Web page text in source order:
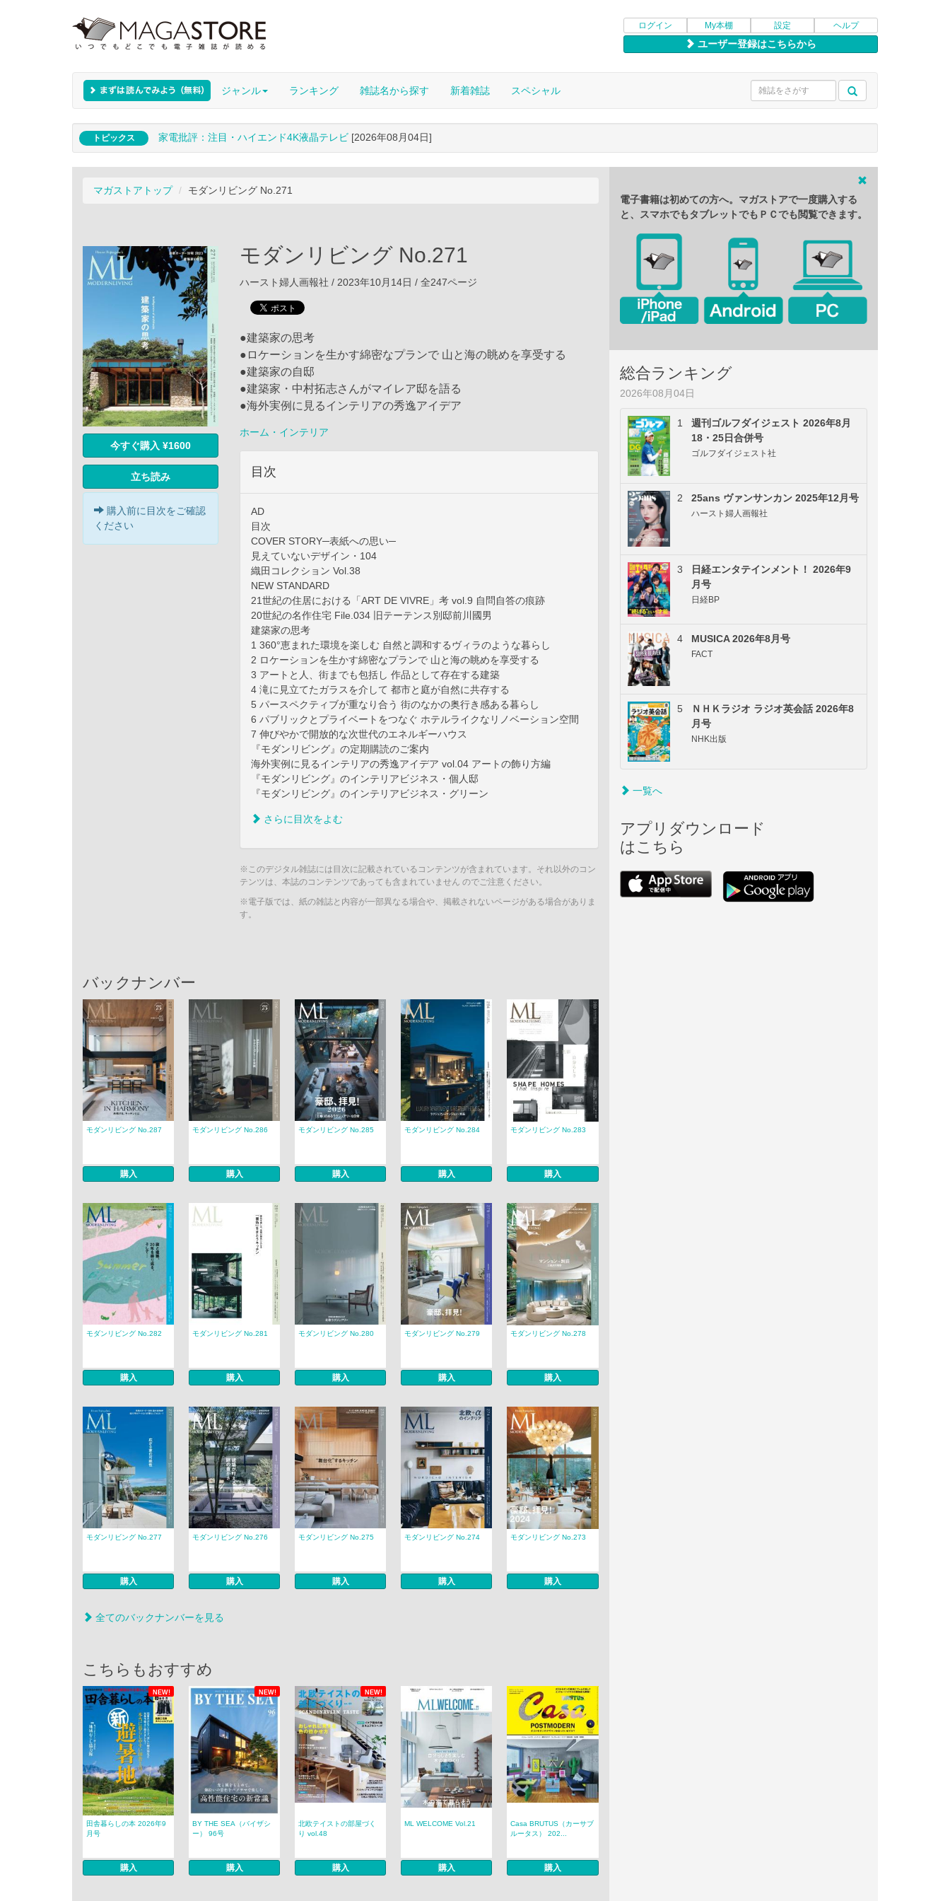
ログイン My本棚 設定 ヘルプ
ユーザー登録はこちらから
ジャンル ランキング 雑誌名から探す 新着雑誌 スペシャル
トピックス 家電批評：注目・ハイエンド4K液晶テレビ [2026年08月04日]
マガストアトップ モダンリビング No.271
今すぐ購入 ¥1600
立ち読み
購入前に目次をご確認
ください
モダンリビング No.271
ハースト婦人画報社 / 2023年10月14日 / 全247ページ
●建築家の思考
●ロケーションを生かす綿密なプランで 山と海の眺めを享受する
●建築家の自邸
●建築家・中村拓志さんがマイレア邸を語る
●海外実例に見るインテリアの秀逸アイデア
ホーム・インテリア
目次
AD
目次
COVER STORY─表紙への思い─
見えていないデザイン・104
織田コレクション Vol.38
NEW STANDARD
21世紀の住居における「ART DE VIVRE」考 vol.9 自問自答の痕跡
20世紀の名作住宅 File.034 旧テーテンス別邸前川國男
建築家の思考
1 360°恵まれた環境を楽しむ 自然と調和するヴィラのような暮らし
2 ロケーションを生かす綿密なプランで 山と海の眺めを享受する
3 アートと人、街までも包括し 作品として存在する建築
4 滝に見立てたガラスを介して 都市と庭が自然に共存する
5 パースペクティブが重なり合う 街のなかの奥行き感ある暮らし
6 パブリックとプライベートをつなぐ ホテルライクなリノベーション空間
7 伸びやかで開放的な次世代のエネルギーハウス
『モダンリビング』の定期購読のご案内
海外実例に見るインテリアの秀逸アイデア vol.04 アートの飾り方編
『モダンリビング』のインテリアビジネス・個人邸
『モダンリビング』のインテリアビジネス・グリーン
さらに目次をよむ
※このデジタル雑誌には目次に記載されているコンテンツが含まれています。それ以外のコン
テンツは、本誌のコンテンツであっても含まれていません のでご注意ください。
※電子版では、紙の雑誌と内容が一部異なる場合や、掲載されないページがある場合がありま
す。
バックナンバー
モダンリビング No.287
購入
モダンリビング No.286
購入
モダンリビング No.285
購入
モダンリビング No.284
購入
モダンリビング No.283
購入
モダンリビング No.282
購入
モダンリビング No.281
購入
モダンリビング No.280
購入
モダンリビング No.279
購入
モダンリビング No.278
購入
モダンリビング No.277
購入
モダンリビング No.276
購入
モダンリビング No.275
購入
モダンリビング No.274
購入
モダンリビング No.273
購入
全てのバックナンバーを見る
こちらもおすすめ
NEW! NEW! NEW!
田舎暮らしの本 2026年9
月号
購入
BY THE SEA（バイザシ
ー） 96号
購入
北欧テイストの部屋づく
り vol.48
購入
ML WELCOME Vol.21
購入
Casa BRUTUS（カーサブ
ルータス） 202...
購入
電子書籍は初めての方へ。マガストアで一度購入する
と、スマホでもタブレットでもＰＣでも閲覧できます。
総合ランキング
2026年08月04日
1
週刊ゴルフダイジェスト 2026年8月
18・25日合併号
ゴルフダイジェスト社
2 25ans ヴァンサンカン 2025年12月号
ハースト婦人画報社
3
日経エンタテインメント！ 2026年9
月号
日経BP
4 MUSICA 2026年8月号
FACT
5
ＮＨＫラジオ ラジオ英会話 2026年8
月号
NHK出版
一覧へ
アプリダウンロード
はこちら